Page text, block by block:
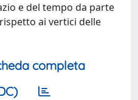
e del tempo da parte
ai vertici delle
completa